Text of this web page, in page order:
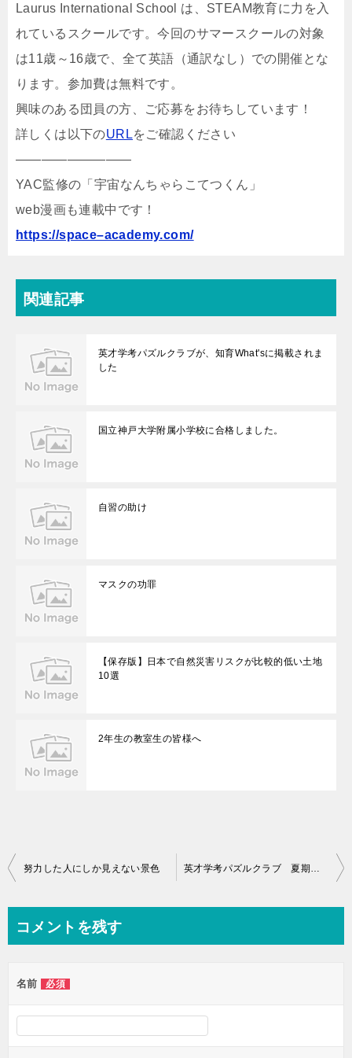
Laurus International School は、STEAM教育に力を入
れているスクールです。今回のサマースクールの対象
は11歳～16歳で、全て英語（通訳なし）での開催とな
ります。参加費は無料です。
興味のある団員の方、ご応募をお待ちしています！
詳しくは以下のURLをご確認ください
—————————
YAC監修の「宇宙なんちゃらこてつくん」
web漫画も連載中です！
https://space–academy.com/
関連記事
英才学考パズルクラブが、知育What'sに掲載されま
した
国立神戸大学附属小学校に合格しました。
自習の助け
マスクの功罪
【保存版】日本で自然災害リスクが比較的低い土地
10選
2年生の教室生の皆様へ
投
ビ
ー
シ
努力した人にしか見えない景色 英才学考パズルクラブ 夏期講習のお知らせ
コメントを残す
名前 必須